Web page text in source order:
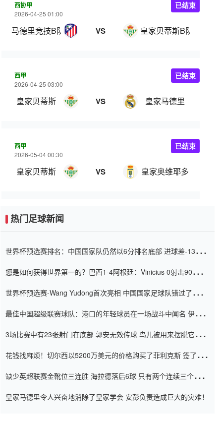
西协甲
2026-04-25 01:00
马德里竞技B队 VS 皇家贝蒂斯B队
已结束
西甲
2026-04-25 03:00
皇家贝蒂斯 VS 皇家马德里
已结束
西甲
2026-05-04 00:30
皇家贝蒂斯 VS 皇家奥维耶多
已结束
热门足球新闻
世界杯预选赛排名：中国国家队仍然以6分排名底部 进球差-13令人
您是如何获得世界第一的？巴西1-4阿根廷：Vinicius 0射击90分钟
世界杯预选赛-Wang Yudong首次亮相 中国国家足球队错过了世界
最佳中国超级联赛球队：港口的年轻球员在一场战斗中闻名 伊万放
3场比赛中有23张射门在底部 郭安无效传球 鸟儿被用来摆脱它
花钱找麻烦！切尔西以5200万美元的价格购买了菲利克斯 签了7年
缺少英超联赛金靴位三连胜 海拉德落后6球 只有两个连续三个连续
皇家马德里令人兴奋地消除了皇家学会 安彭负责造成巨大的灾难！